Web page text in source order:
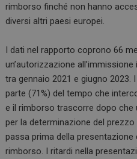
rimborso finché non hanno
diversi altri paesi europei.
I dati nel rapporto coprono 66
un’autorizzazione
tra gennaio 2021 e giugno 2023.
parte (71%) del tempo che
e il rimborso trascorre dopo
per la determinazione del prezzo
passa prima della
rimborso. I ritardi nella